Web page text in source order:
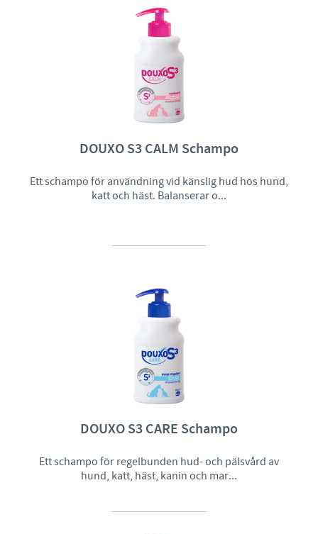
DOUXO S3 CALM Schampo
Ett schampo för användning vid känslig hud hos hund,
katt och häst. Balanserar o...
DOUXO S3 CARE Schampo
Ett schampo för regelbunden hud- och pälsvård av
hund, katt, häst, kanin och mar...